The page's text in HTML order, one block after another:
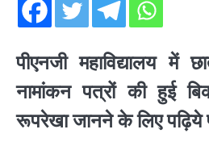
पीएनजी महाविद्यालय में
नामांकन पत्रों की हुई
रूपरेखा जानने के लिए पढ़िये